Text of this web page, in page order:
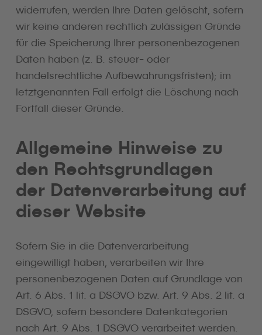
widerrufen, werden Ihre Daten gelöscht, sofern
wir keine anderen rechtlich zulässigen Gründe
für die Speicherung Ihrer personenbezogenen
Daten haben (z. B. steuer- oder
handelsrechtliche Aufbewahrungsfristen); im
letztgenannten Fall erfolgt die Löschung nach
Fortfall dieser Gründe.
Allgemeine Hinweise zu
den Rechtsgrundlagen
der Datenverarbeitung auf
dieser Website
Sofern Sie in die Datenverarbeitung
eingewilligt haben, verarbeiten wir Ihre
personenbezogenen Daten auf Grundlage von
Art. 6 Abs. 1 lit. a DSGVO bzw. Art. 9 Abs. 2 lit. a
DSGVO, sofern besondere Datenkategorien
nach Art. 9 Abs. 1 DSGVO verarbeitet werden.